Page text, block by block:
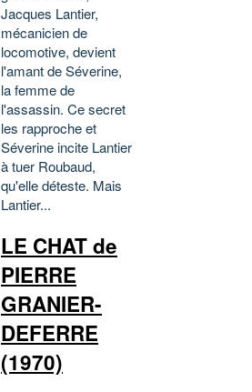
Jacques Lantier,
mécanicien de
locomotive, devient
l'amant de Séverine,
la femme de
l'assassin. Ce secret
les rapproche et
Séverine incite Lantier
à tuer Roubaud,
qu'elle déteste. Mais
Lantier...
LE CHAT de
PIERRE
GRANIER-
DEFERRE
(1970)